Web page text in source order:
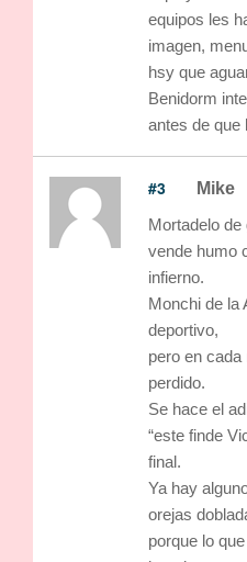
equipos les
imagen,
hsy que
Benidorm
antes de que
#3 Mike
Mortadelo de
vende humo
infierno.
Monchi de la
deportivo,
pero en
perdido.
Se hace el
“este finde
final.
Ya hay
orejas
porque lo